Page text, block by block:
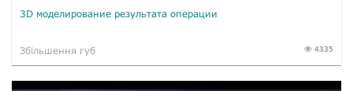
3D моделирование результата операции
Збільшення губ 4335